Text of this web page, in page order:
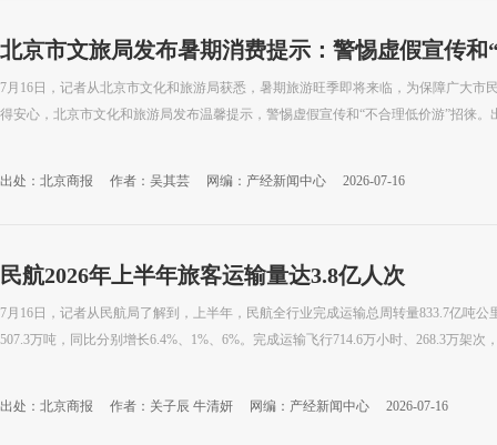
北京市文旅局发布暑期消费提示：警惕虚假宣传和
7月16日，记者从北京市文化和旅游局获悉，暑期旅游旺季即将来临，为保障广大市
得安心，北京市文化和旅游局发布温馨提示，警惕虚假宣传和“不合理低价游”招徕。
出处：北京商报 作者：吴其芸 网编：产经新闻中心 2026-07-16
民航2026年上半年旅客运输量达3.8亿人次
7月16日，记者从民航局了解到，上半年，民航全行业完成运输总周转量833.7亿吨
507.3万吨，同比分别增长6.4%、1%、6%。完成运输飞行714.6万小时、268.3万架次
出处：北京商报 作者：关子辰 牛清妍 网编：产经新闻中心 2026-07-16